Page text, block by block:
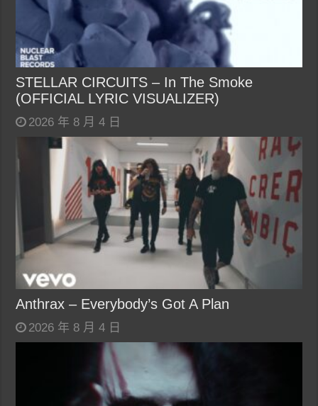
STELLAR CIRCUITS – In The Smoke
(OFFICIAL LYRIC VISUALIZER)
2026 年 8 月 4 日
Anthrax – Everybody’s Got A Plan
2026 年 8 月 4 日